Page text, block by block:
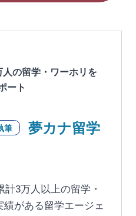
人の留学・ワーホリを
ート
筆 夢カナ留学
3万人以上の留学・
績がある留学エージェ